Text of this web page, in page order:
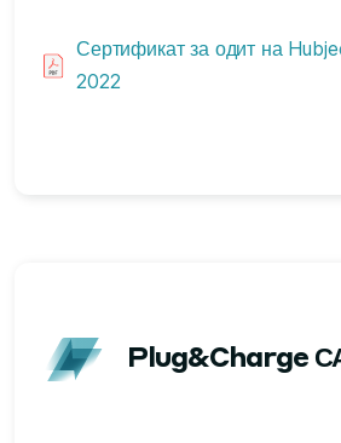
Сертификат за одит на
2022
Plug&Charge